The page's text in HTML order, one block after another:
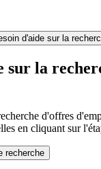
d'aide sur la
sur la
d'offres
en cliquant sur
recherche